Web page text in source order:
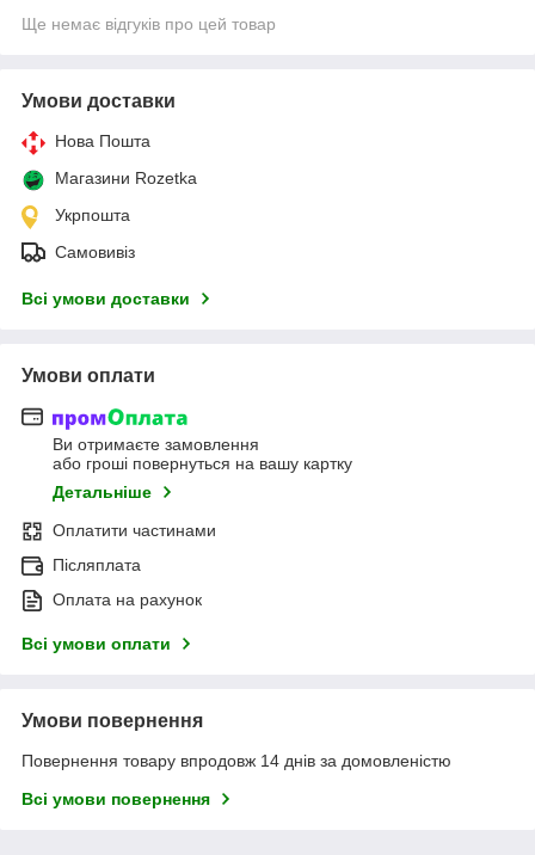
Ще немає відгуків про цей товар
Умови доставки
Нова Пошта
Магазини Rozetka
Укрпошта
Самовивіз
Всі умови доставки
Умови оплати
Ви отримаєте замовлення
або гроші повернуться на вашу картку
Детальніше
Оплатити частинами
Післяплата
Оплата на рахунок
Всі умови оплати
Умови повернення
Повернення товару впродовж 14 днів за домовленістю
Всі умови повернення